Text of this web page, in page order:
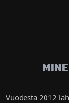
Vuodesta 2012